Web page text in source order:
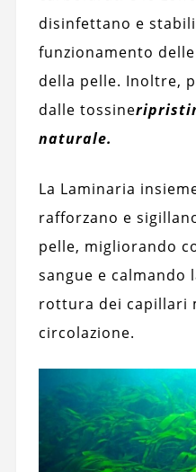
disinfettano e
funzionamento
della pelle. Inoltre,
dalle tossine
naturale.
La Laminaria
rafforzano e
pelle, migliorando
sangue e calmando
rottura dei capillari
circolazione.